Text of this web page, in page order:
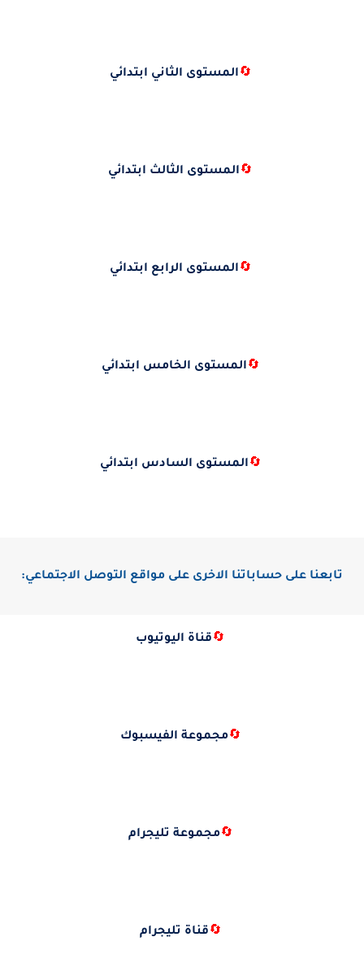
🔄المستوى الثاني ابتدائي
🔄المستوى الثالث ابتدائي
🔄المستوى الرابع ابتدائي
🔄المستوى الخامس ابتدائي
🔄المستوى السادس ابتدائي
تابعنا على حساباتنا الاخرى على مواقع التوصل الاجتماعي:
🔄قناة اليوتيوب
🔄مجموعة الفيسبوك
🔄مجموعة تليجرام
🔄قناة تليجرام